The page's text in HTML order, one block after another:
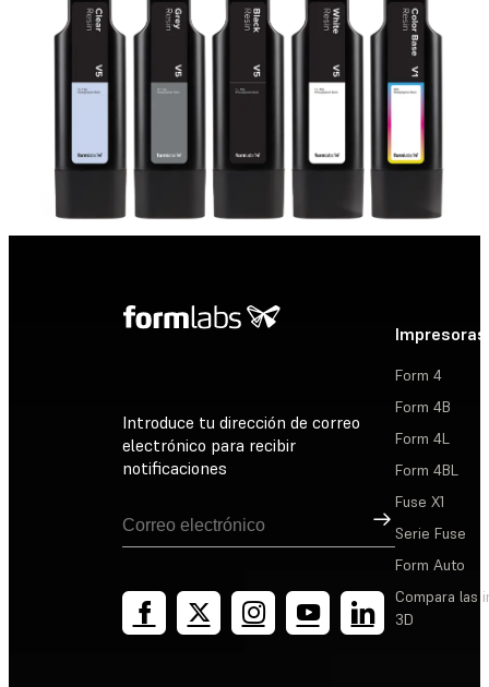
Introduce tu dirección de correo
electrónico para recibir
notificaciones
Suscribirse
Impresoras
Form 4
Form 4B
Form 4L
Form 4BL
Fuse X1
Serie Fuse
Form Auto
Compara las
3D